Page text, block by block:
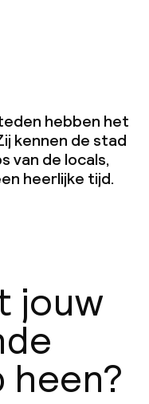
hebben het
kennen de stad
van de locals,
heerlijke tijd.
jouw